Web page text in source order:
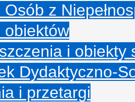
z
obiektów
i obiekty
Dydaktyczno-
i przetargi